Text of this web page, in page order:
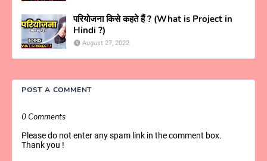
परियोजना किसे कहते हैं ? (What is Project in
Hindi ?)
August 27, 2022
POST A COMMENT
0 Comments
Please do not enter any spam link in the comment box.
Thank you !